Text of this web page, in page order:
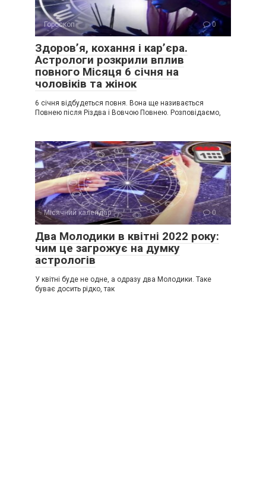
Гороскоп 0
Здоров’я, кохання і кар’єра.
Астрологи розкрили вплив
повного Місяця 6 січня на
чоловіків та жінок
6 січня відбудеться повня. Вона ще називається
Повнею після Різдва і Вовчою Повнею. Розповідаємо,
Місячний календар 0
Два Молодики в квітні 2022 року:
чим це загрожує на думку
астрологів
У квітні буде не одне, а одразу два Молодики. Таке
буває досить рідко, так